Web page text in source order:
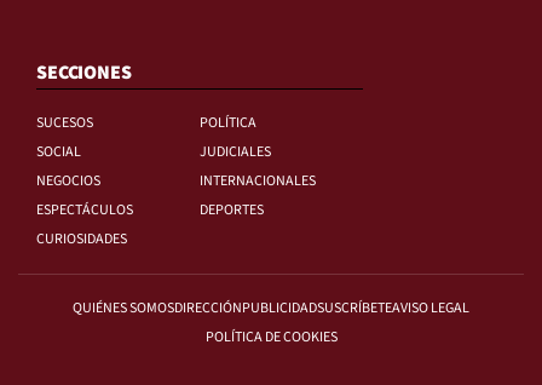
SECCIONES
SUCESOS
POLÍTICA
SOCIAL
JUDICIALES
NEGOCIOS
INTERNACIONALES
ESPECTÁCULOS
DEPORTES
CURIOSIDADES
QUIÉNES SOMOSDIRECCIÓNPUBLICIDADSUSCRÍBETEAVISO LEGAL
POLÍTICA DE COOKIES